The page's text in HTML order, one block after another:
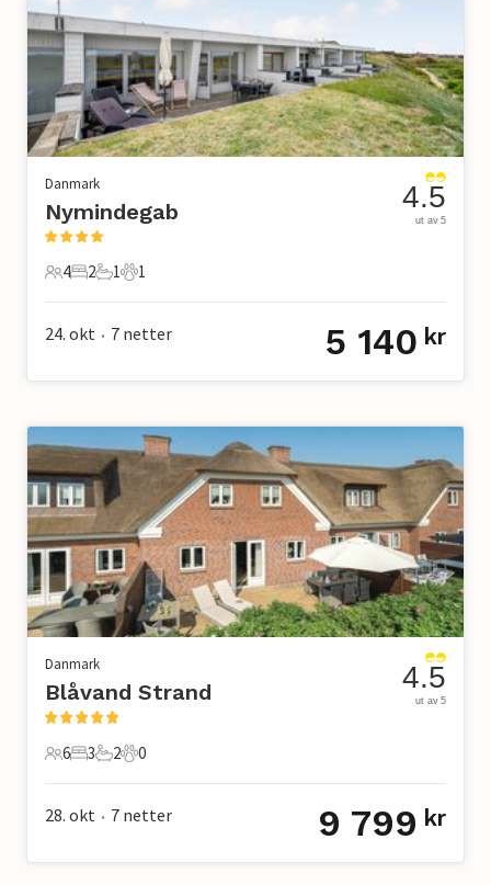
Danmark
Nymindegab
4 Gjester
4
2 Soverom
2
1 Bad
1
1 Kjæledyr
1
4.5
ut av 5
24. okt • 7 netter 5 140 kr
Danmark
Blåvand Strand
6 Gjester
6
3 Soverom
3
2 Bad
2
0 Kjæledyr
0
4.5
ut av 5
28. okt • 7 netter 9 799 kr